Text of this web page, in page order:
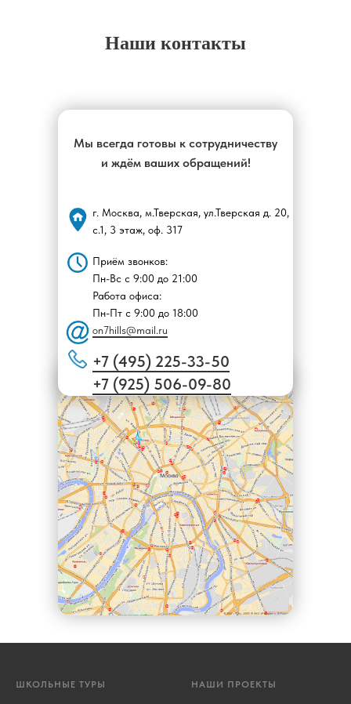
Наши контакты
Мы всегда готовы к сотрудничеству
и ждём ваших обращений!
г. Москва, м.Тверская, ул.Тверская д. 20,
с.1, 3 этаж, оф. 317
Приём звонков:
Пн-Вс с 9:00 до 21:00
Работа офиса:
Пн-Пт с 9:00 до 18:00
on7hills@mail.ru
+7 (495) 225-33-50
+7 (925) 506-09-80
ШКОЛЬНЫЕ ТУРЫ НАШИ ПРОЕКТЫ